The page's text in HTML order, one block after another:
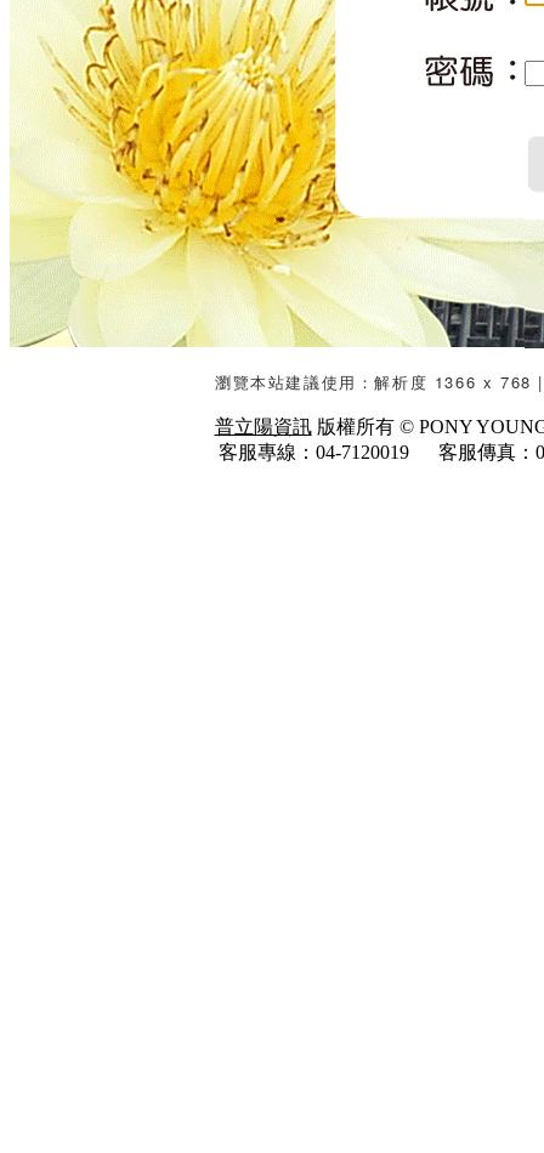
瀏覽本站建議使用：解析度 1366 x
普立陽資訊版權所有 © PONY
客服專線：04-7120019 客服傳真